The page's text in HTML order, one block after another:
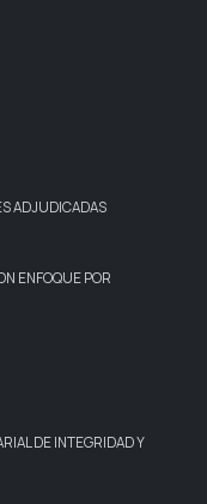
ADJUDICADAS
ENFOQUE POR
DE INTEGRIDAD Y